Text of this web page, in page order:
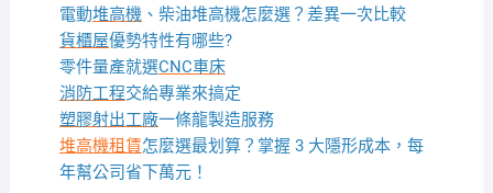
電動堆高機、柴油堆高機怎麼選？差異一次比較
貨櫃屋優勢特性有哪些?
零件量產就選CNC車床
消防工程交給專業來搞定
塑膠射出工廠一條龍製造服務
堆高機租賃怎麼選最划算？掌握 3 大隱形成本，每
年幫公司省下萬元！